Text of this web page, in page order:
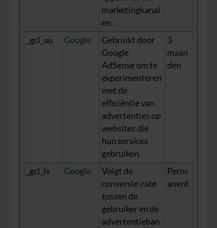
marketingkanal
en.
_gcl_au Google
Gebruikt door
Google
AdSense om te
experimenteren
met de
efficiëntie van
advertenties op
websites die
hun services
gebruiken.
3
maan
den
_gcl_ls Google
Volgt de
conversie-rate
tussen de
gebruiker en de
advertentieban
Perm
anent